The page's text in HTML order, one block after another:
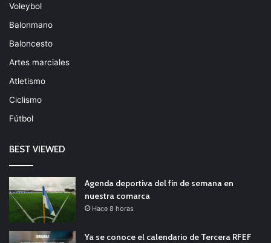
Voleybol
Balonmano
Baloncesto
Artes marciales
Atletismo
Ciclismo
Fútbol
BEST VIEWED
Agenda deportiva del fin de semana en
nuestra comarca
Hace 8 horas
Ya se conoce el calendario de Tercera RFEF